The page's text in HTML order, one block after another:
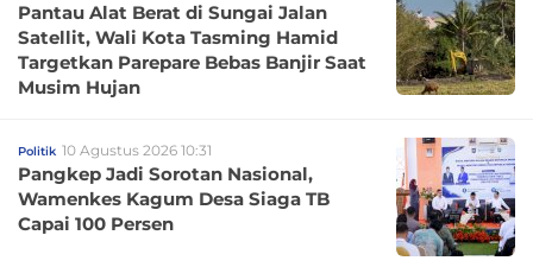
Pantau Alat Berat di Sungai Jalan
Satellit, Wali Kota Tasming Hamid
Targetkan Parepare Bebas Banjir Saat
Musim Hujan
Politik 10 Agustus 2026 10:31
Pangkep Jadi Sorotan Nasional,
Wamenkes Kagum Desa Siaga TB
Capai 100 Persen